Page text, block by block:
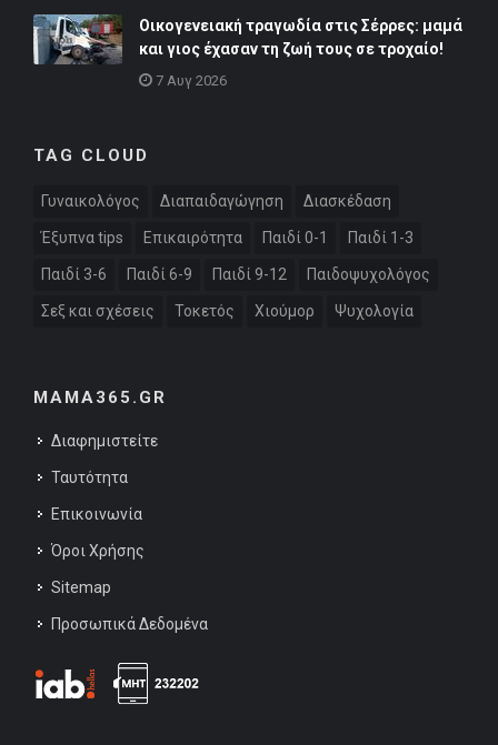
Οικογενειακή τραγωδία στις Σέρρες: μαμά
και γιος έχασαν τη ζωή τους σε τροχαίο!
7 Αυγ 2026
TAG CLOUD
Γυναικολόγος Διαπαιδαγώγηση Διασκέδαση
Έξυπνα tips Επικαιρότητα Παιδί 0-1 Παιδί 1-3
Παιδί 3-6 Παιδί 6-9 Παιδί 9-12 Παιδοψυχολόγος
Σεξ και σχέσεις Τοκετός Χιούμορ Ψυχολογία
MAMA365.GR
Διαφημιστείτε
Ταυτότητα
Επικοινωνία
Όροι Χρήσης
Sitemap
Προσωπικά Δεδομένα